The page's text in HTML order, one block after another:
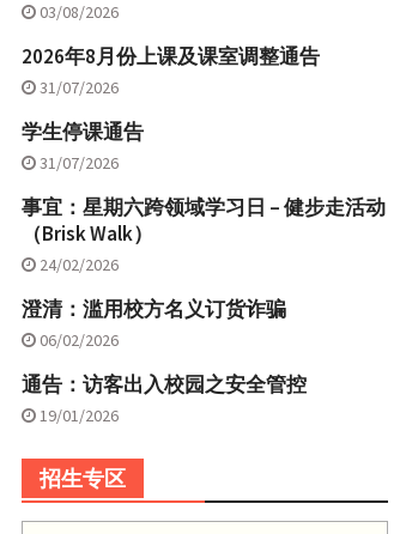
03/08/2026
2026年8月份上课及课室调整通告
31/07/2026
学生停课通告
31/07/2026
事宜：星期六跨领域学习日 – 健步走活动
（Brisk Walk）
24/02/2026
澄清：滥用校方名义订货诈骗
06/02/2026
通告：访客出入校园之安全管控
19/01/2026
招生专区